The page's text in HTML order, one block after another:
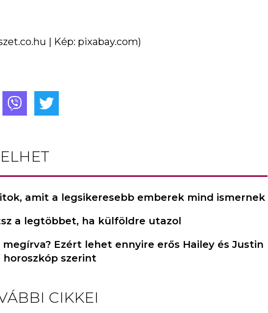
| Kép: pixabay.com)
amit a legsikeresebb emberek mind ismernek
a legtöbbet, ha külföldre utazol
Ezért lehet ennyire erős Hailey és Justin
horoszkóp szerint
CIKKEI